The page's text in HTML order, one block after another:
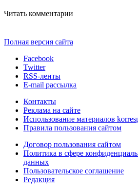
Читать комментарии
Полная версия сайта
Facebook
Twitter
RSS-ленты
E-mail рассылка
Контакты
Реклама на сайте
Использование материалов
Правила пользования сайтом
Договор пользования сайтом
Политика в сфере
данных
Пользовательское соглашение
Редакция